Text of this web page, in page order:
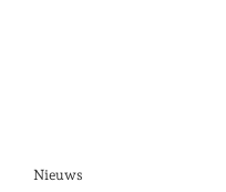
Nieuws